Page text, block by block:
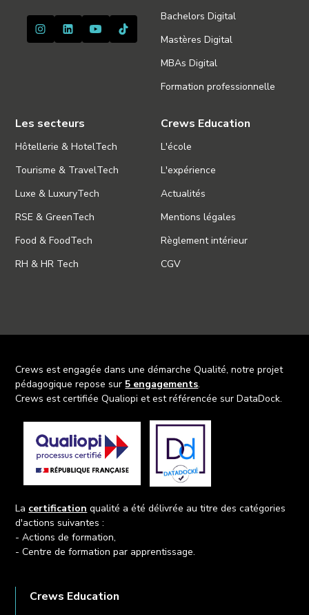
Bachelors Digital
Mastères Digital
MBAs Digital
Formation professionnelle
Les secteurs
Hôtellerie & HotelTech
Tourisme & TravelTech
Luxe & LuxuryTech
RSE & GreenTech
Food & FoodTech
RH & HR Tech
Crews Education
L'école
L'expérience
Actualités
Mentions légales
Règlement intérieur
CGV
Crews est engagée dans une démarche Qualité, notre projet
pédagogique repose sur 5 engagements.
Crews est certifiée Qualiopi et est référencée sur DataDock.
La certification qualité a été délivrée au titre des catégories
d'actions suivantes :
- Actions de formation,
- Centre de formation par apprentissage.
Crews Education